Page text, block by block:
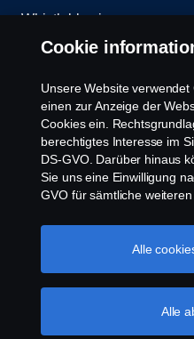
Whistleblowing
Newsletter
Scania Cookie Richtlinie
Scania Deutschland GmbH,
10, 56070 Koblenz, Tel. +49
Cookie
Unsere Website
einen zur Anzeige der
Cookies ein.
berechtigtes Interesse im
DS-GVO. Darüber hinaus
Sie uns eine Einwilligung
GVO für sämtliche
Diese Einwilligung ist
Zukunftswirkung
Alle
Alle